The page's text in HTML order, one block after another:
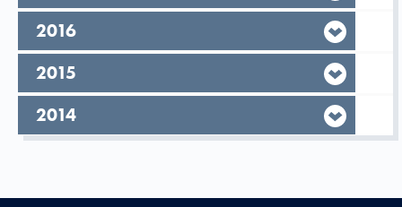
År,
2016
År,
2015
År,
2014